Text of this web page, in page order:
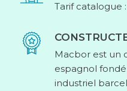
Tarif catalogue
Macbor est un
espagnol
industriel